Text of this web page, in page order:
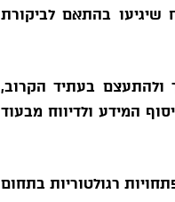
גילוי ודיווח שיגיעו בהתאם לביקורת
ולהתעצם בעתיד הקרוב,
המידע ולדיווח מבעוד
רגולטוריות בתחום